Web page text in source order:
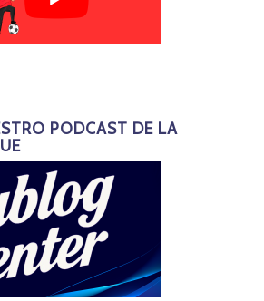
PODCAST DE LA